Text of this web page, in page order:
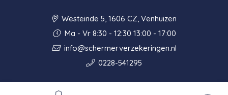
Westeinde 5, 1606 CZ, Venhuizen
Ma - Vr 8:30 - 12:30 13:00 - 17:00
info@schermerverzekeringen.nl
0228-541295